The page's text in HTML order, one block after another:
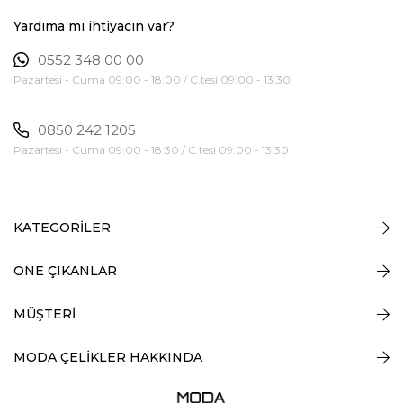
Yardıma mı ihtiyacın var?
0552 348 00 00
Pazartesi - Cuma 09:00 - 18:00 / C.tesi 09:00 - 13:30
0850 242 1205
Pazartesi - Cuma 09:00 - 18:30 / C.tesi 09:00 - 13:30
KATEGORİLER
ÖNE ÇIKANLAR
MÜŞTERİ
MODA ÇELİKLER HAKKINDA